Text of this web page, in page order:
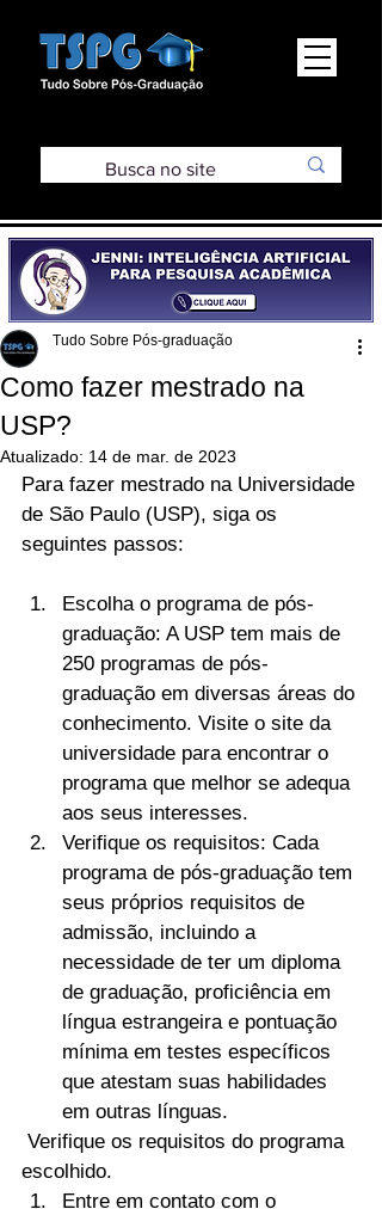
Como fazer mestrado na
USP?
Tudo Sobre Pós-graduação
Atualizado: 14 de mar. de 2023
Para fazer mestrado na Universidade
de São Paulo (USP), siga os
seguintes passos:
Escolha o programa de pós-
graduação: A USP tem mais de
250 programas de pós-
graduação em diversas áreas do
conhecimento. Visite o site da
universidade para encontrar o
programa que melhor se adequa
aos seus interesses.
Verifique os requisitos: Cada
programa de pós-graduação tem
seus próprios requisitos de
admissão, incluindo a
necessidade de ter um diploma
de graduação, proficiência em
língua estrangeira e pontuação
mínima em testes específicos
que atestam suas habilidades
em outras línguas.
escolhido.
Entre em contato com o